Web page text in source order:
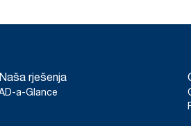
Naša rješenja
a-Glance